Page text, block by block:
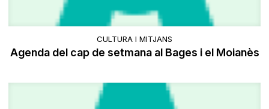
CULTURA I MITJANS
Agenda del cap de setmana al Bages i el Moianès